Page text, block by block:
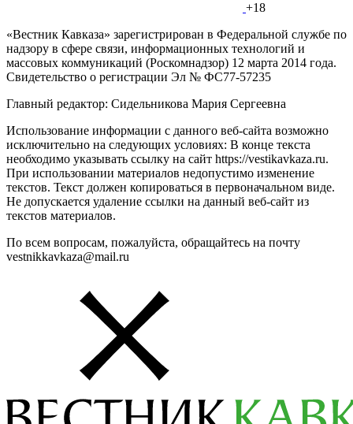
+18
«Вестник Кавказа» зарегистрирован в Федеральной службе по
надзору в сфере связи, информационных технологий и
массовых коммуникаций (Роскомнадзор) 12 марта 2014 года.
Свидетельство о регистрации Эл № ФС77-57235
Главный редактор: Сидельникова Мария Сергеевна
Использование информации с данного веб-сайта возможно
исключительно на следующих условиях: В конце текста
необходимо указывать ссылку на сайт https://vestikavkaza.ru.
При использовании материалов недопустимо изменение
текстов. Текст должен копироваться в первоначальном виде.
Не допускается удаление ссылки на данный веб-сайт из
текстов материалов.
По всем вопросам, пожалуйста, обращайтесь на почту
vestnikkavkaza@mail.ru